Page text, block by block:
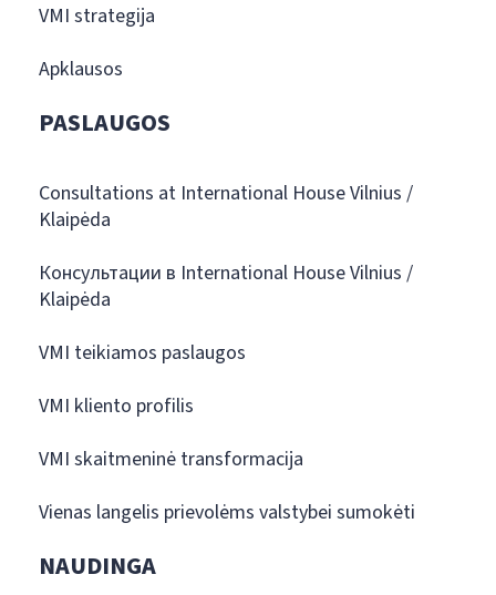
VMI strategija
Apklausos
PASLAUGOS
Consultations at International House Vilnius /
Klaipėda
Консультации в International House Vilnius /
Klaipėda
VMI teikiamos paslaugos
VMI kliento profilis
VMI skaitmeninė transformacija
Vienas langelis prievolėms valstybei sumokėti
NAUDINGA